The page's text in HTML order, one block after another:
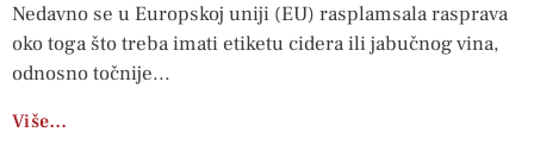
Nedavno se u Europskoj uniji (EU) rasplamsala rasprava
oko toga što treba imati etiketu cidera ili jabučnog vina,
odnosno točnije
Više…